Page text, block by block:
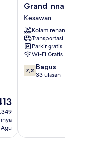
Grand
Inna
Medan
Kesawan
Grand Inna Medan
Kesawan
Kolam renang
Transportasi bandara
Parkir gratis
Wi-Fi Gratis
7.2
dari
7,2 Bagus
33 ulasan